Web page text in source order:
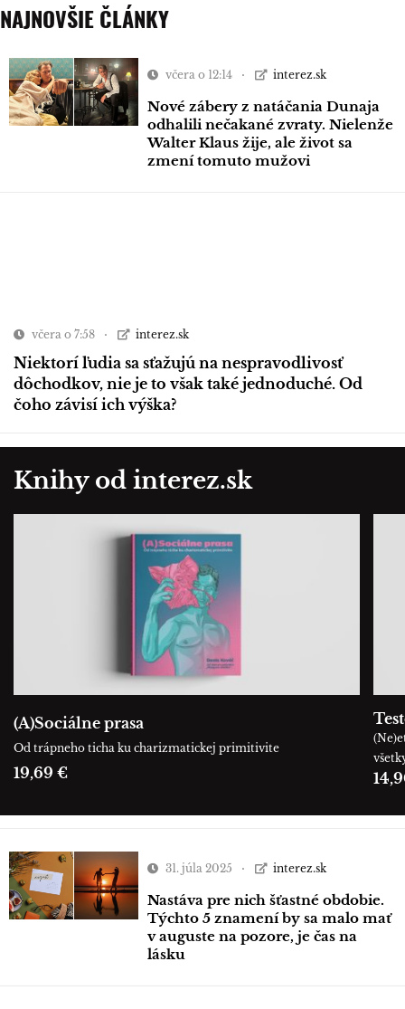
NAJNOVŠIE ČLÁNKY
včera o 12:14 interez.sk
Nové zábery z natáčania Dunaja
odhalili nečakané zvraty. Nielenže
Walter Klaus žije, ale život sa
zmení tomuto mužovi
včera o 7:58 interez.sk
Niektorí ľudia sa sťažujú na nespravodlivosť
dôchodkov, nie je to však také jednoduché. Od
čoho závisí ich výška?
Knihy od interez.sk
(A)Sociálne prasa
Od trápneho ticha ku charizmatickej primitivite
19,69 €
31. júla 2025 interez.sk
Nastáva pre nich šťastné obdobie.
Týchto 5 znamení by sa malo mať
v auguste na pozore, je čas na
lásku